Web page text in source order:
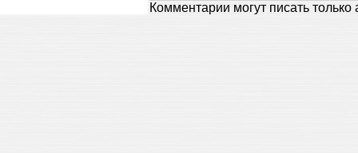
Комментарии могут писать